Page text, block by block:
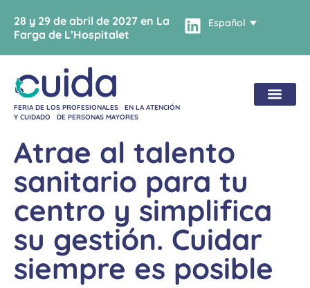
28 y 29 de abril de 2027 en La
Farga de L’Hospitalet
Español
FERIA DE LOS PROFESIONALES EN LA ATENCIÓN
Y CUIDADO DE PERSONAS MAYORES
Atrae al talento
sanitario para tu
centro y simplifica
su gestión. Cuidar
siempre es posible